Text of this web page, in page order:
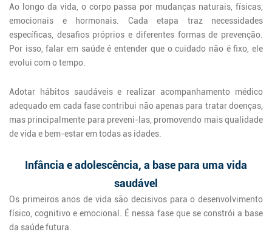
Ao longo da vida, o corpo passa por mudanças naturais, físicas,
emocionais e hormonais. Cada etapa traz necessidades
específicas, desafios próprios e diferentes formas de prevenção.
Por isso, falar em saúde é entender que o cuidado não é fixo, ele
evolui com o tempo.
Adotar hábitos saudáveis e realizar acompanhamento médico
adequado em cada fase contribui não apenas para tratar doenças,
mas principalmente para preveni-las, promovendo mais qualidade
de vida e bem-estar em todas as idades.
Infância e adolescência, a base para uma vida
saudável
Os primeiros anos de vida são decisivos para o desenvolvimento
físico, cognitivo e emocional. É nessa fase que se constrói a base
da saúde futura.